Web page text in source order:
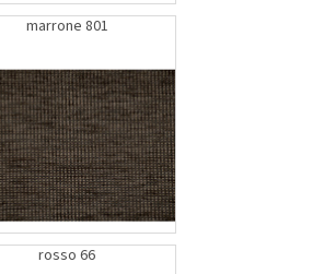
marrone 801
rosso 66